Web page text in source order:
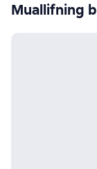
Muallifning